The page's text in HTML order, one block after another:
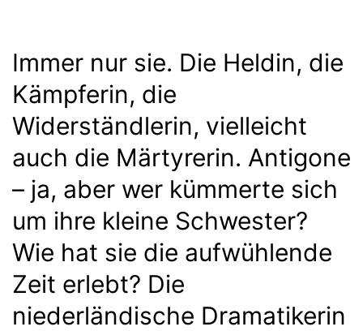
Immer nur sie. Die Heldin, die
Kämpferin, die
Widerständlerin, vielleicht
auch die Märtyrerin. Antigone
– ja, aber wer kümmerte sich
um ihre kleine Schwester?
Wie hat sie die aufwühlende
Zeit erlebt? Die
niederländische Dramatikerin